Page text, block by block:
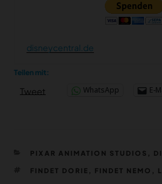
disneycentral.de
Teilen mit:
Tweet WhatsApp E-
KATEGORIEN
PIXAR ANIMATION STUDIOS
SCHLAGWÖRTER
FINDET DORIE FINDET NEMO